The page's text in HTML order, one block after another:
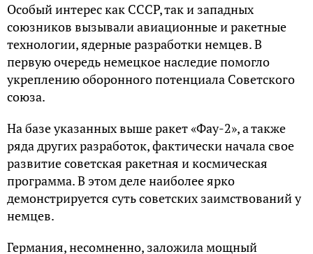
Особый интерес как СССР, так и западных
союзников вызывали авиационные и ракетные
технологии, ядерные разработки немцев. В
первую очередь немецкое наследие помогло
укреплению оборонного потенциала Советского
союза.
На базе указанных выше ракет «Фау-2», а также
ряда других разработок, фактически начала свое
развитие советская ракетная и космическая
программа. В этом деле наиболее ярко
демонстрируется суть советских заимствований у
немцев.
Германия, несомненно, заложила мощный